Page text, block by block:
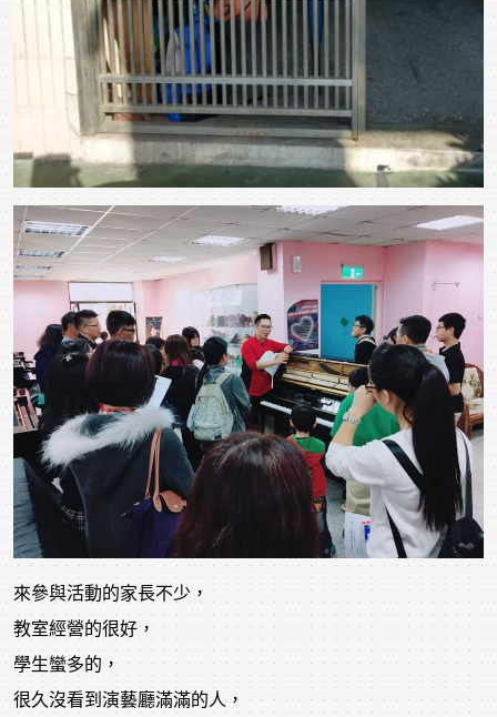
來參與活動的家長不少，
教室經營的很好，
學生蠻多的，
很久沒看到演藝廳滿滿的人，